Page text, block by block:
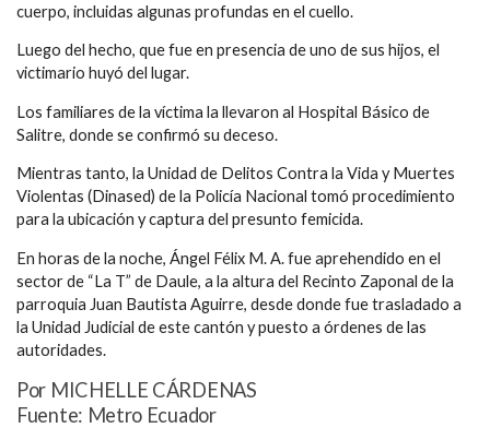
cuerpo, incluidas algunas profundas en el cuello.
Luego del hecho, que fue en presencia de uno de sus hijos, el
victimario huyó del lugar.
Los familiares de la víctima la llevaron al Hospital Básico de
Salitre, donde se confirmó su deceso.
Mientras tanto, la Unidad de Delitos Contra la Vida y Muertes
Violentas (Dinased) de la Policía Nacional tomó procedimiento
para la ubicación y captura del presunto femicida.
En horas de la noche, Ángel Félix M. A. fue aprehendido en el
sector de “La T” de Daule, a la altura del Recinto Zaponal de la
parroquia Juan Bautista Aguirre, desde donde fue trasladado a
la Unidad Judicial de este cantón y puesto a órdenes de las
autoridades.
Por MICHELLE CÁRDENAS
Fuente: Metro Ecuador